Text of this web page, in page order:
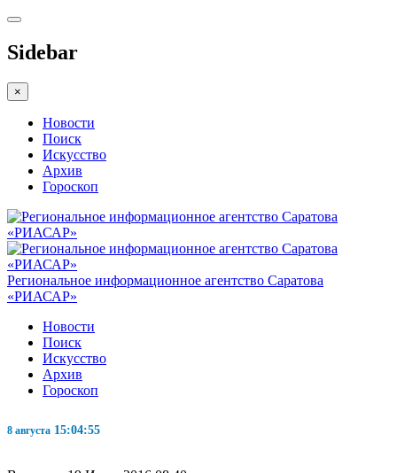
Sidebar
×
Новости
Поиск
Искусство
Архив
Гороскоп
Региональное информационное агентство Саратова
«РИАСАР»
Новости
Поиск
Искусство
Архив
Гороскоп
8 августа 15:04:56